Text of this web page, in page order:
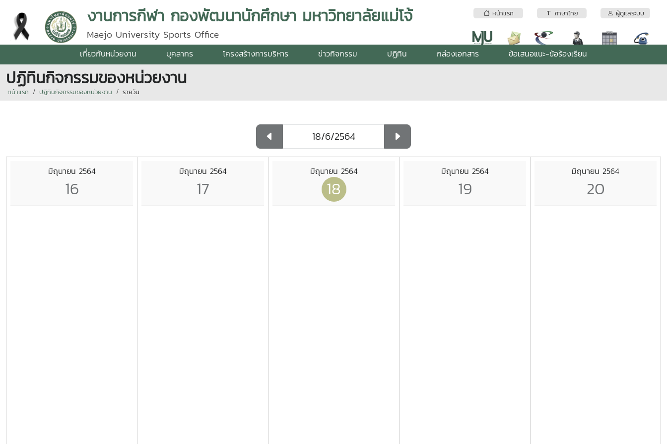
หน้าแรก ภาษาไทย ผู้ดูแลระบบ
งานการกีฬา กองพัฒนานักศึกษา มหาวิทยาลัยแม่โจ้
Maejo University Sports Office
เกี่ยวกับหน่วยงาน บุคลากร โครงสร้างการบริหาร ข่าวกิจกรรม ปฏิทิน กล่องเอกสาร ข้อเสนอแนะ-ข้อร้องเรียน
ปฏิทินกิจกรรมของหน่วยงาน
หน้าแรก ปฏิทินกิจกรรมของหน่วยงาน รายวัน
มิถุนายน 2564
16
มิถุนายน 2564
17
มิถุนายน 2564
18
มิถุนายน 2564
19
มิถุนายน 2564
20